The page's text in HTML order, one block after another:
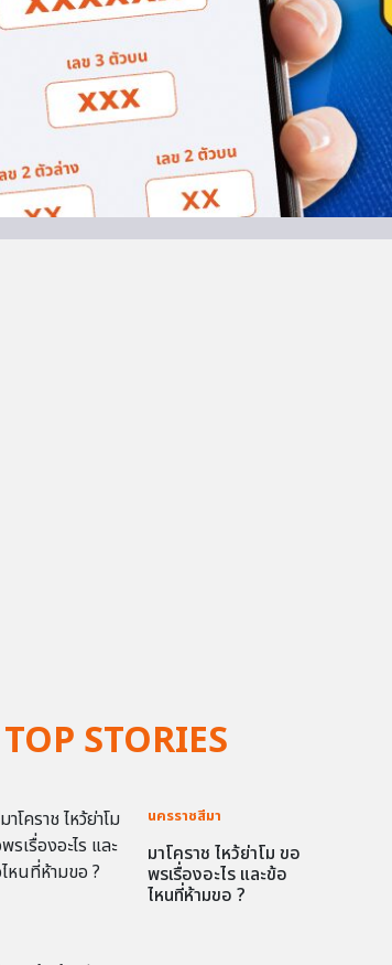
TOP STORIES
นครราชสีมา
มาโคราช ไหว้ย่าโม ขอ
พรเรื่องอะไร และข้อ
ไหนที่ห้ามขอ ?